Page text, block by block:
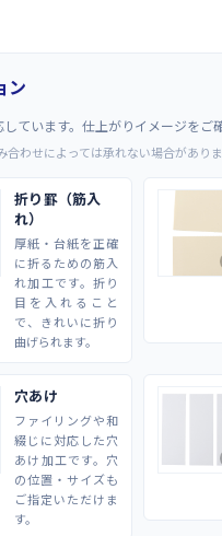
ン
ています。仕上がりイメージをご
わせによっては承れない場合がありま
折り罫（筋入
れ）
厚紙・台紙を正確
に折るための筋入
れ加工です。折り
目を入れること
で、きれいに折り
曲げられます。
穴あけ
ファイリングや和
綴じに対応した穴
あけ加工です。穴
の位置・サイズも
ご指定いただけま
す。